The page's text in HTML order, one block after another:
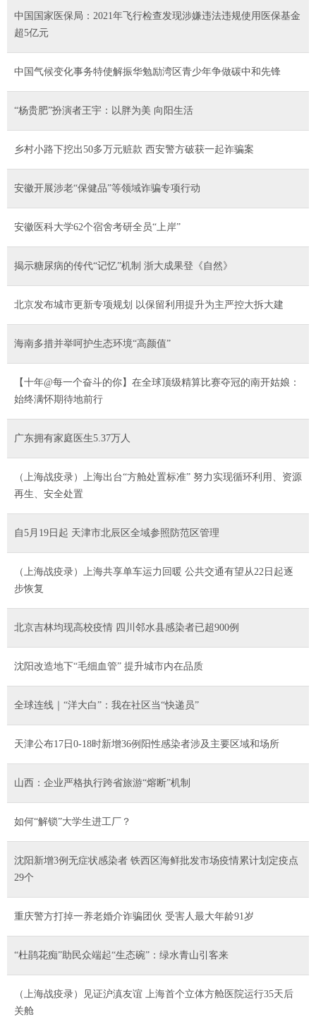
中国国家医保局：2021年飞行检查发现涉嫌违法违规使用医保基金
超5亿元
中国气候变化事务特使解振华勉励湾区青少年争做碳中和先锋
“杨贵肥”扮演者王宇：以胖为美 向阳生活
乡村小路下挖出50多万元赃款 西安警方破获一起诈骗案
安徽开展涉老“保健品”等领域诈骗专项行动
安徽医科大学62个宿舍考研全员“上岸”
揭示糖尿病的传代“记忆”机制 浙大成果登《自然》
北京发布城市更新专项规划 以保留利用提升为主严控大拆大建
海南多措并举呵护生态环境“高颜值”
【十年@每一个奋斗的你】在全球顶级精算比赛夺冠的南开姑娘：
始终满怀期待地前行
广东拥有家庭医生5.37万人
（上海战疫录）上海出台“方舱处置标准” 努力实现循环利用、资源
再生、安全处置
自5月19日起 天津市北辰区全域参照防范区管理
（上海战疫录）上海共享单车运力回暖 公共交通有望从22日起逐
步恢复
北京吉林均现高校疫情 四川邻水县感染者已超900例
沈阳改造地下“毛细血管” 提升城市内在品质
全球连线｜“洋大白”：我在社区当“快递员”
天津公布17日0-18时新增36例阳性感染者涉及主要区域和场所
山西：企业严格执行跨省旅游“熔断”机制
如何“解锁”大学生进工厂？
沈阳新增3例无症状感染者 铁西区海鲜批发市场疫情累计划定疫点
29个
重庆警方打掉一养老婚介诈骗团伙 受害人最大年龄91岁
“杜鹃花痴”助民众端起“生态碗”：绿水青山引客来
（上海战疫录）见证沪滇友谊 上海首个立体方舱医院运行35天后
关舱